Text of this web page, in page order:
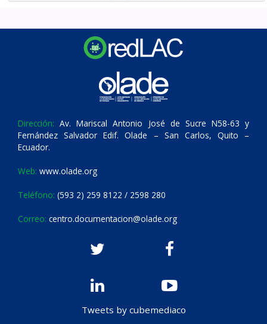
Dirección: Av. Mariscal Antonio José de Sucre N58-63 y
Fernández Salvador Edif. Olade – San Carlos, Quito –
Ecuador.
Web: www.olade.org
Teléfono: (593 2) 259 8122 / 2598 280
Correo: centro.documentacion@olade.org
Tweets by cubemediaco